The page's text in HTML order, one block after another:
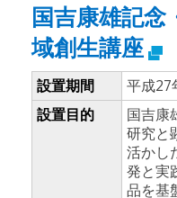
国吉康雄記念
域創生講座
設置期間
平成27
設置目的
国吉康
研究と
活かし
発と実
品を基